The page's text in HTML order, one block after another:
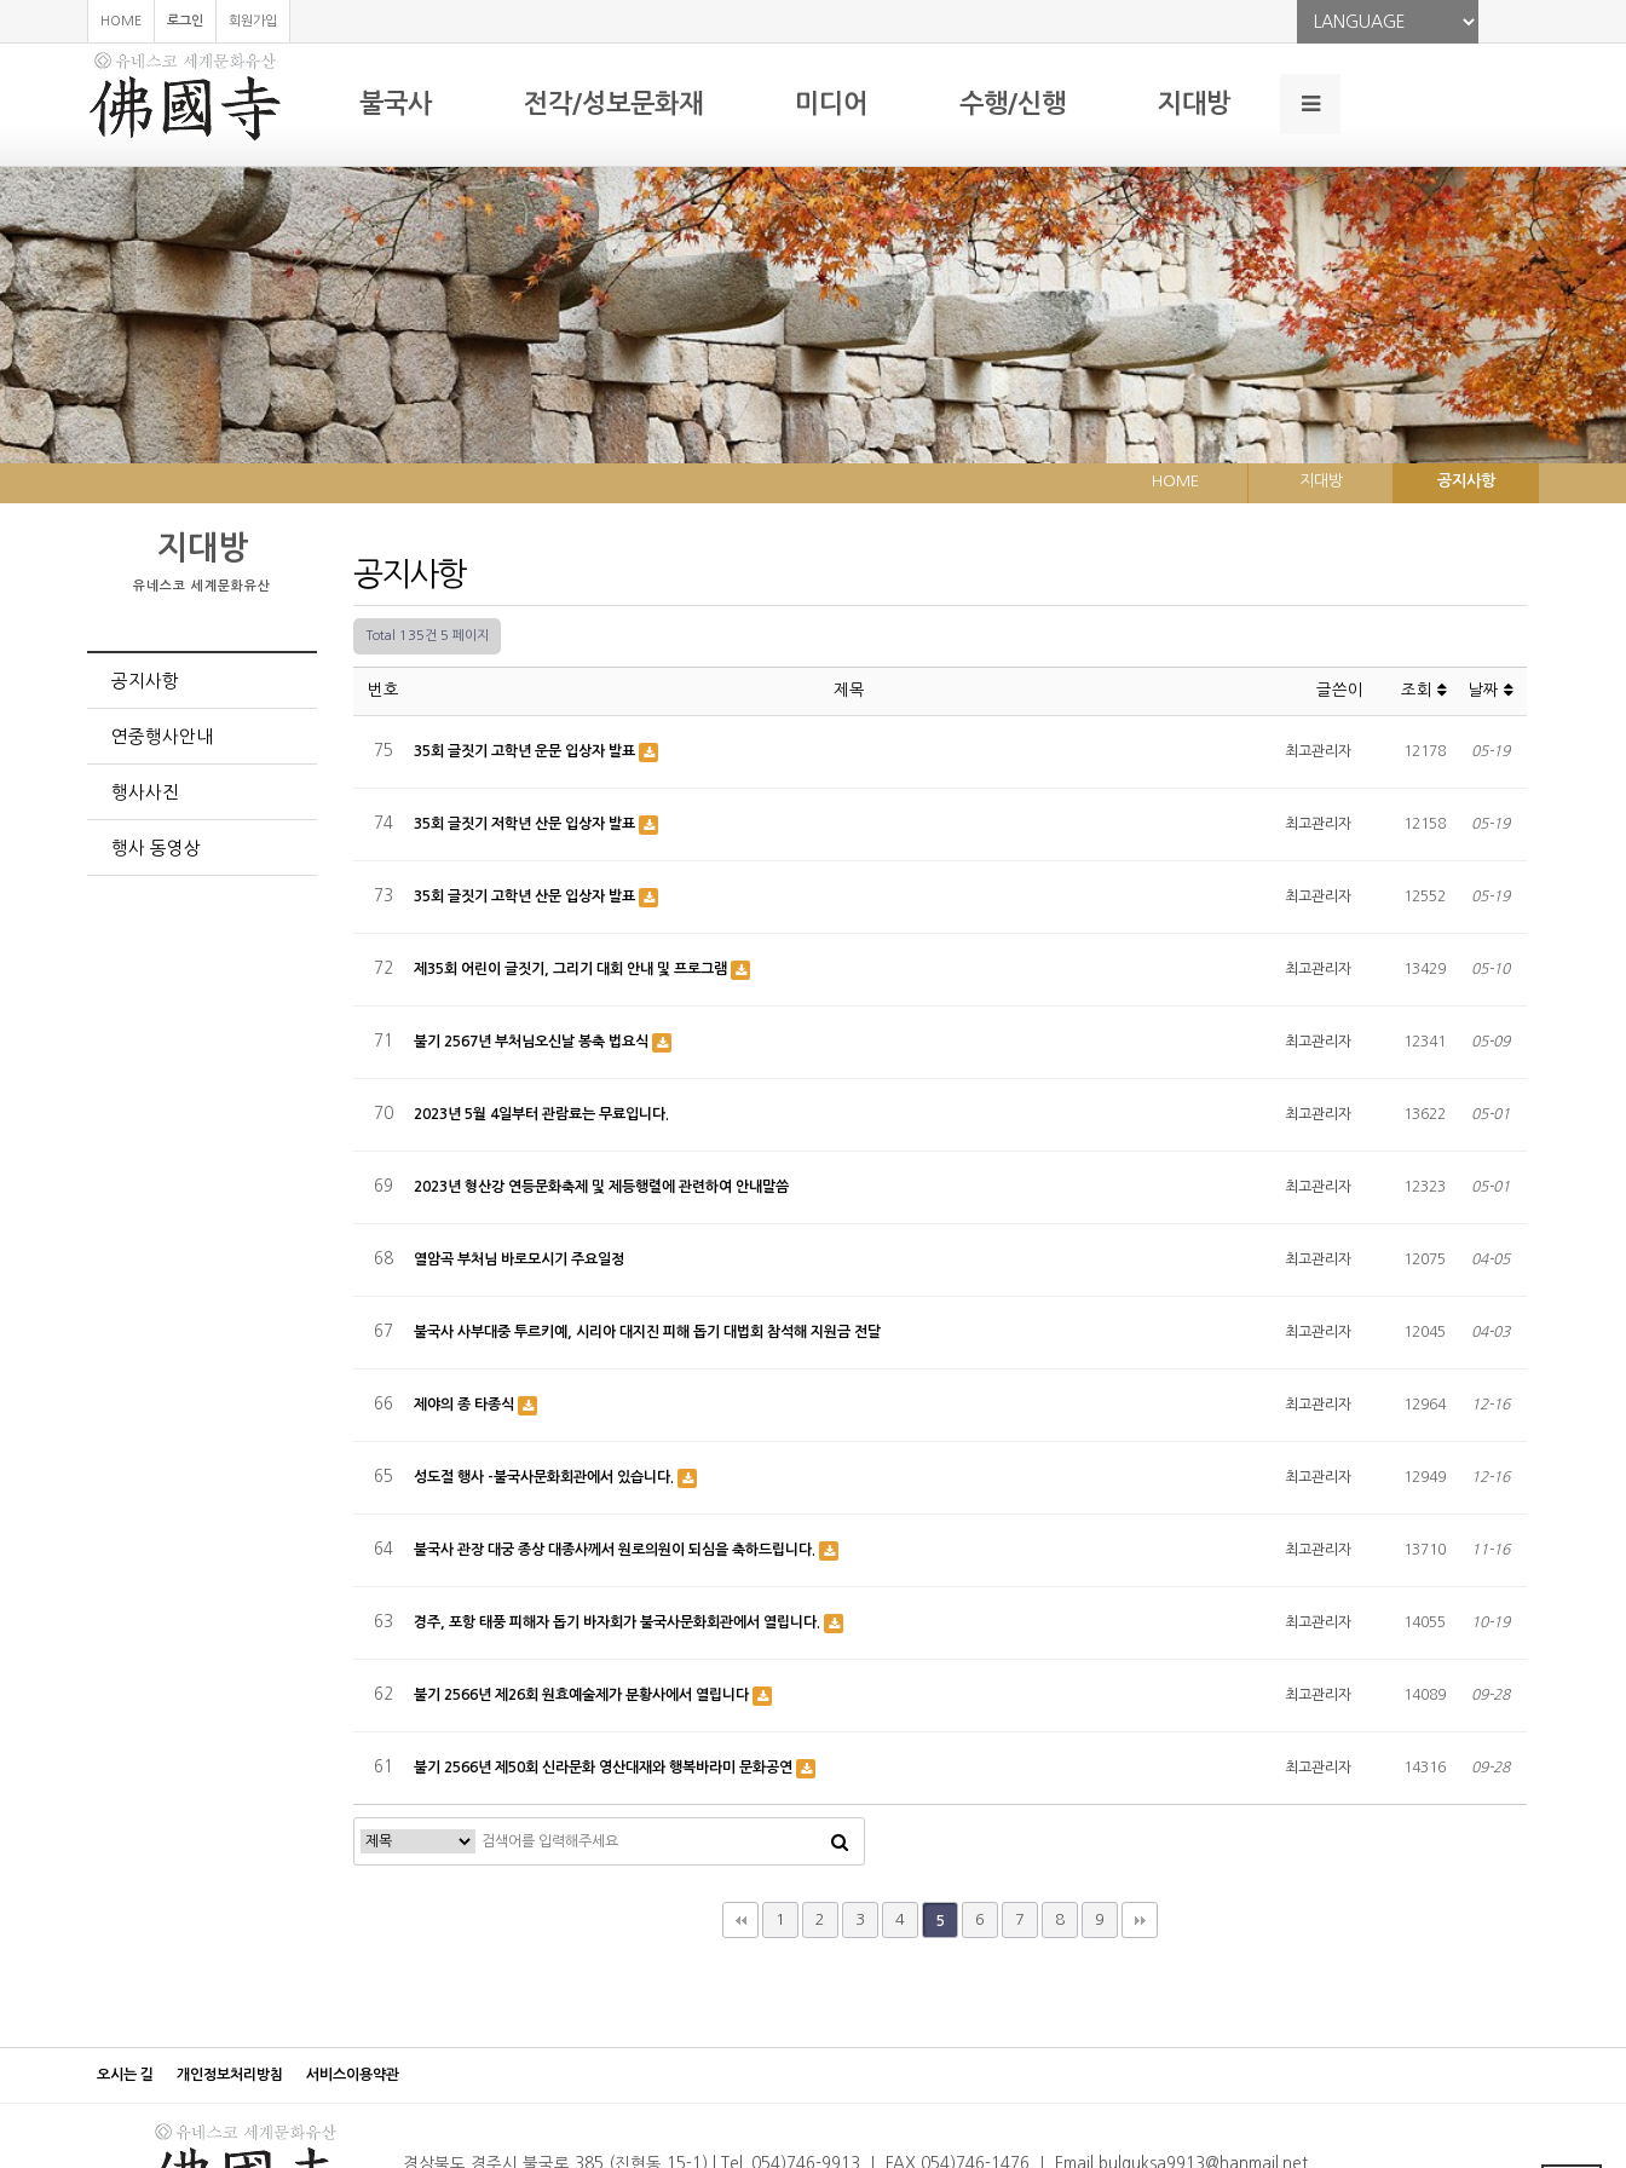
HOME 로그인 회원가입
불국사 전각/성보문화재 미디어 수행/신행 지대방
하위분류
공지사항
지대방
HOME
지대방
유네스코 세계문화유산
공지사항
연중행사안내
행사사진
행사 동영상
공지사항
Total 135건 5 페이지
번호 제목 글쓴이 조회 날짜
75 35회 글짓기 고학년 운문 입상자 발표 최고관리자 12178 05-19
74 35회 글짓기 저학년 산문 입상자 발표 최고관리자 12158 05-19
73 35회 글짓기 고학년 산문 입상자 발표 최고관리자 12552 05-19
72 제35회 어린이 글짓기, 그리기 대회 안내 및 프로그램 최고관리자 13429 05-10
71 불기 2567년 부처님오신날 봉축 법요식 최고관리자 12341 05-09
70 2023년 5월 4일부터 관람료는 무료입니다. 최고관리자 13622 05-01
69 2023년 형산강 연등문화축제 및 제등행렬에 관련하여 안내말씀 최고관리자 12323 05-01
68 열암곡 부처님 바로모시기 주요일정 최고관리자 12075 04-05
67 불국사 사부대중 투르키예, 시리아 대지진 피해 돕기 대법회 참석해 지원금 전달 최고관리자 12045 04-03
66 제야의 종 타종식 최고관리자 12964 12-16
65 성도절 행사 -불국사문화회관에서 있습니다. 최고관리자 12949 12-16
64 불국사 관장 대궁 종상 대종사께서 원로의원이 되심을 축하드립니다. 최고관리자 13710 11-16
63 경주, 포항 태풍 피해자 돕기 바자회가 불국사문화회관에서 열립니다. 최고관리자 14055 10-19
62 불기 2566년 제26회 원효예술제가 분황사에서 열립니다 최고관리자 14089 09-28
61 불기 2566년 제50회 신라문화 영산대재와 행복바라미 문화공연 최고관리자 14316 09-28
1 2 3 4 5 6 7 8 9
오시는 길 개인정보처리방침 서비스이용약관
경상북도 경주시 불국로 385 (진현동 15-1) l Tel. 054)746-9913 ㅣ FAX 054)746-1476 ㅣ Email bulguksa9913@hanmail.net